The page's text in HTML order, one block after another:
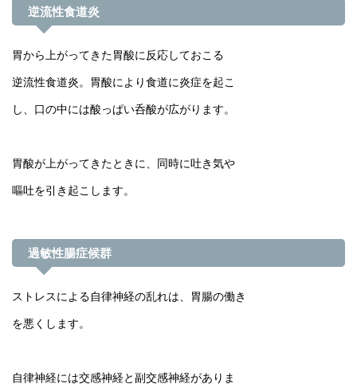
逆流性食道炎
胃から上がってきた胃酸に反応しておこる
逆流性食道炎。胃酸により食道に炎症を起こ
し、口の中には酸っぱい呑酸が広がります。
胃酸が上がってきたときに、同時に吐き気や
嘔吐を引き起こします。
過敏性腸症候群
ストレスによる自律神経の乱れは、胃腸の働き
を悪くします。
自律神経には交感神経と副交感神経がありま